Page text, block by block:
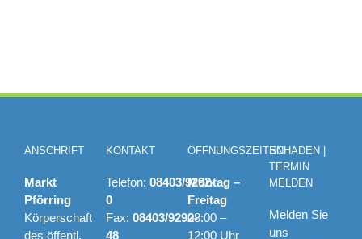
ANSCHRIFT
Markt
Pförring
Körperschaft
des öffentl.
KONTAKT
Telefon: 08403/9292-
0
Fax: 08403/9292-
48
ÖFFNUNGSZEITEN
Montag –
Freitag
08:00 –
12:00 Uhr
SCHADEN |
TERMIN
MELDEN
Melden Sie
uns